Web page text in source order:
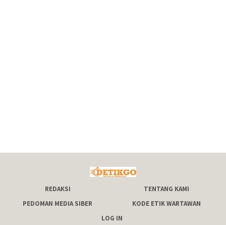
REDAKSI
TENTANG KAMI
PEDOMAN MEDIA SIBER
KODE ETIK WARTAWAN
LOG IN